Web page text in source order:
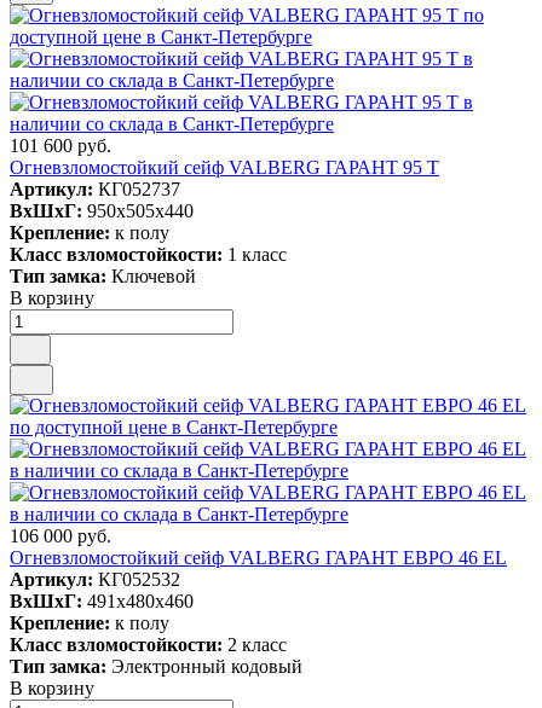
101 600 руб.
Огневзломостойкий сейф VALBERG ГАРАНТ 95 T
Артикул: КГ052737
ВxШxГ: 950x505x440
Крепление: к полу
Класс взломостойкости: 1 класс
Тип замка: Ключевой
В корзину
106 000 руб.
Огневзломостойкий сейф VALBERG ГАРАНТ ЕВРО 46 EL
Артикул: КГ052532
ВxШxГ: 491x480x460
Крепление: к полу
Класс взломостойкости: 2 класс
Тип замка: Электронный кодовый
В корзину